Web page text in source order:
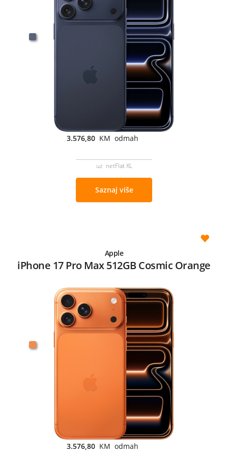
3.576,80 KM odmah
uz netFlat XL
Saznaj više
Apple
iPhone 17 Pro Max 512GB Cosmic Orange
3.576,80 KM odmah